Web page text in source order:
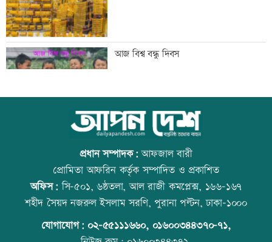
ঠাকুরগাঁওয়ে ‘ফিল্মি কায়দায়’ পুলিশের
হেফাজত থেকে পালালেন আসামি
রংপুর-লালমনিরহাট রুটে ট্রেন চলাচল বন্ধ
নাটোরে বাস-ভুটভুটির সংঘর্ষে তিন গরু
ব্যবসায়ী নিহত
আজ বিশ্ব বন্ধু দিবস
উত্থান-পতনের বাজারে আজ স্বর্ণের ভরি কত
কোরআন-হাদিসে নামাজ না পড়ার শাস্তি
প্রধান সম্পাদক:আফজাল বারী
প্রোমিতা আফরিন কর্তৃক সম্পাদিত ও প্রকাশিত
অফিস:সি-৫০১, ৬ষ্ঠতলা, আল রাজী কমপ্লেক্স, ১৬৬-১৬৭
শহীদ সৈয়দ নজরুল ইসলাম সরণি, পুরানা পল্টন, ঢাকা-১০০০
যোগাযোগ: ০২-৫৫১১১৬৬০, ০১৬০০৩৪৪৩৭০-৭১,